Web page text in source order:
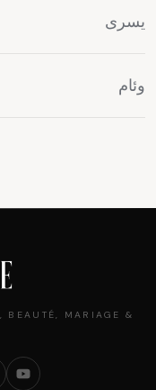
يسرى
وئام
BEAUTÉ, MARIAGE &